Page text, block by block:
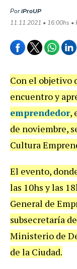
PoriProUP
11.11.2021 • 16:00hs •
Con el objetivo
encuentro y
emprendedor,
de noviembre,
Cultura
El evento,
las 10hs y las
General de
subsecretaría
Ministerio de
de la Ciudad.